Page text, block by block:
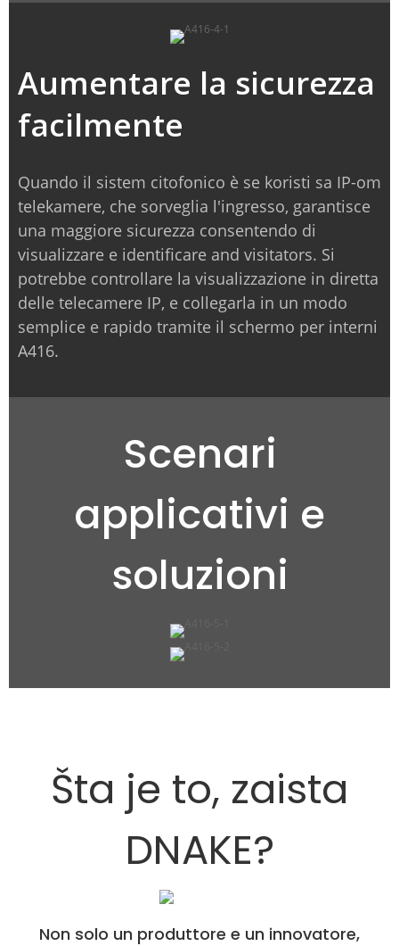
Aumentare la sicurezza
facilmente
Quando il sistem citofonico è se koristi sa IP-om
telekamere, che sorveglia l'ingresso, garantisce
una maggiore sicurezza consentendo di
visualizzare e identificare and visitators. Si
potrebbe controllare la visualizzazione in diretta
delle telecamere IP, e collegarla in un modo
semplice e rapido tramite il schermo per interni
A416.
Scenari
applicativi e
soluzioni
Šta je to, zaista
DNAKE?
Non solo un produttore e un innovatore,